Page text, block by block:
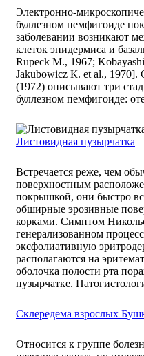
Электронно-
буллезном пемфигоиде
заболевании возникают
клеток эпидермиса и
Rupeck М., 1967;
Jakubowicz К. et al., 1970].
(1972) описывают три
буллезном пемфигоиде:
Листовидная пузырчатка
Встречается реже, чем
поверхностным
покрышкой, они быстро
обширные эрозивные
корками. Симптом
генерализованном
эксфолиативную
располагаются на
оболочка полости рта
пузырчатке.
Склередема взрослых
Относится к группе